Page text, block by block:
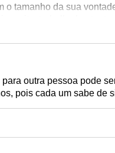
o tamanho da sua
muito, trabalhe
outra pessoa pode
pois cada um sabe de